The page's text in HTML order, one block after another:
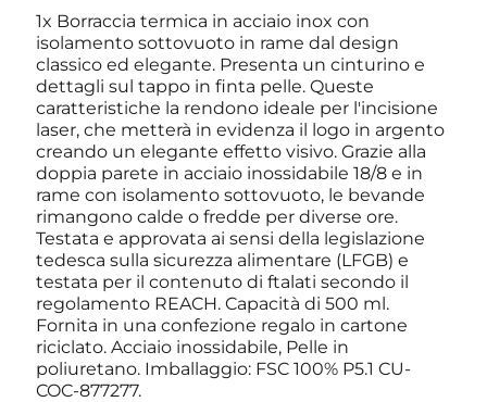
1x Borraccia termica in acciaio inox con
isolamento sottovuoto in rame dal design
classico ed elegante. Presenta un cinturino e
dettagli sul tappo in finta pelle. Queste
caratteristiche la rendono ideale per l'incisione
laser, che metterà in evidenza il logo in argento
creando un elegante effetto visivo. Grazie alla
doppia parete in acciaio inossidabile 18/8 e in
rame con isolamento sottovuoto, le bevande
rimangono calde o fredde per diverse ore.
Testata e approvata ai sensi della legislazione
tedesca sulla sicurezza alimentare (LFGB) e
testata per il contenuto di ftalati secondo il
regolamento REACH. Capacità di 500 ml.
Fornita in una confezione regalo in cartone
riciclato. Acciaio inossidabile, Pelle in
poliuretano. Imballaggio: FSC 100% P5.1 CU-
COC-877277.